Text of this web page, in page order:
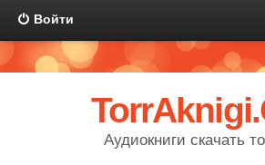
Войти
Аудиокниги скачать